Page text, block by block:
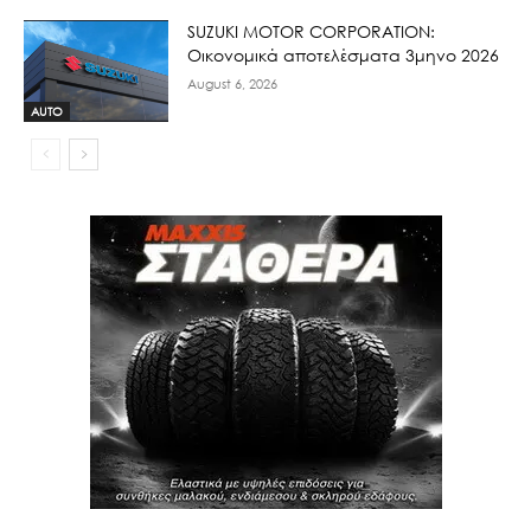
AUTO
SUZUKI MOTOR CORPORATION:
Οικονομικά αποτελέσματα 3μηνο 2026
August 6, 2026